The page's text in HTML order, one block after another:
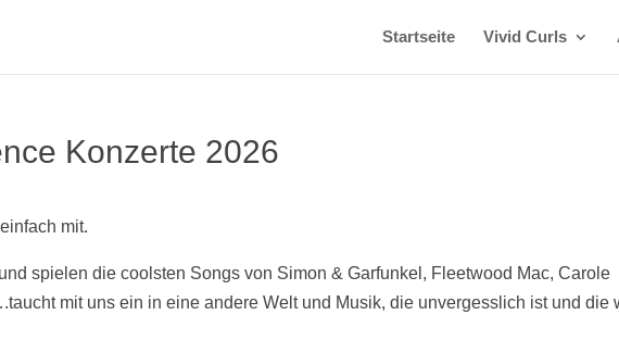
Startseite Vivid Curls
Konzerte 2026
mit.
spielen die coolsten Songs von Simon & Garfunkel, Fleetwood Mac, Carole
mit uns ein in eine andere Welt und Musik, die unvergesslich ist und die